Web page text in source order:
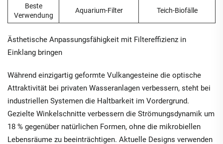
Beste
Verwendung
Aquarium-Filter Teich-Biofälle
Ästhetische Anpassungsfähigkeit mit Filtereffizienz in
Einklang bringen
Während einzigartig geformte Vulkangesteine die optische
Attraktivität bei privaten Wasseranlagen verbessern, steht bei
industriellen Systemen die Haltbarkeit im Vordergrund.
Gezielte Winkelschnitte verbessern die Strömungsdynamik um
18 % gegenüber natürlichen Formen, ohne die mikrobiellen
Lebensräume zu beeinträchtigen. Aktuelle Designs verwenden